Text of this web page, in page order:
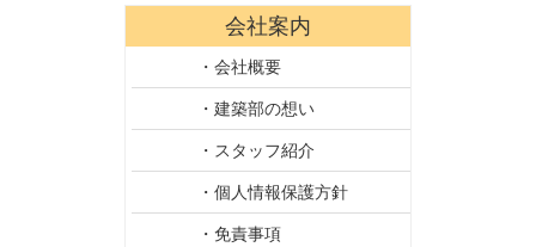
会社案内
・会社概要
・建築部の想い
・スタッフ紹介
・個人情報保護方針
・免責事項